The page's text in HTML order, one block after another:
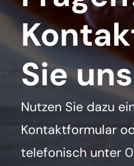
Sie
Nutzen Sie dazu
Kontaktformular
telefonisch unter